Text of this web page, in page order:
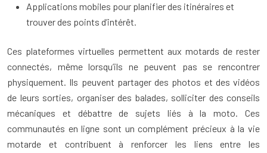
Applications mobiles pour planifier des itinéraires et
trouver des points d’intérêt.
Ces plateformes virtuelles permettent aux motards de rester
connectés, même lorsqu’ils ne peuvent pas se rencontrer
physiquement. Ils peuvent partager des photos et des vidéos
de leurs sorties, organiser des balades, solliciter des conseils
mécaniques et débattre de sujets liés à la moto. Ces
communautés en ligne sont un complément précieux à la vie
motarde et contribuent à renforcer les liens entre les